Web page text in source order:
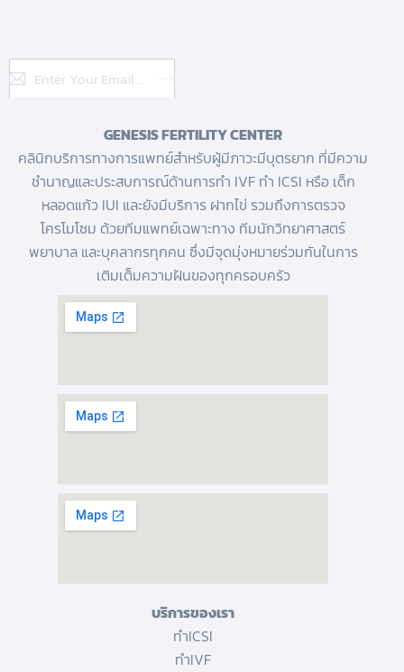
Subscribe
GENESIS FERTILITY CENTER
คลินิกบริการทางการแพทย์สำหรับผู้มีภาวะมีบุตรยาก ที่มีความ
ชำนาญและประสบการณ์ด้านการทํา IVF ทำ ICSI หรือ เด็ก
หลอดแก้วIUI และยังมีบริการ ฝากไข่ รวมถึงการตรวจ
โครโมโซม ด้วยทีมแพทย์เฉพาะทาง ทีมนักวิทยาศาสตร์
พยาบาล และบุคลากรทุกคน ซึ่งมีจุดมุ่งหมายร่วมกันในการ
เติมเต็มความฝันของทุกครอบครัว
บริการของเรา
ทำICSI
ทำIVF